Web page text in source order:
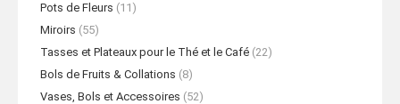
Pots de Fleurs (11)
Miroirs (55)
Tasses et Plateaux pour le Thé et le Café (22)
Bols de Fruits & Collations (8)
Vases, Bols et Accessoires (52)